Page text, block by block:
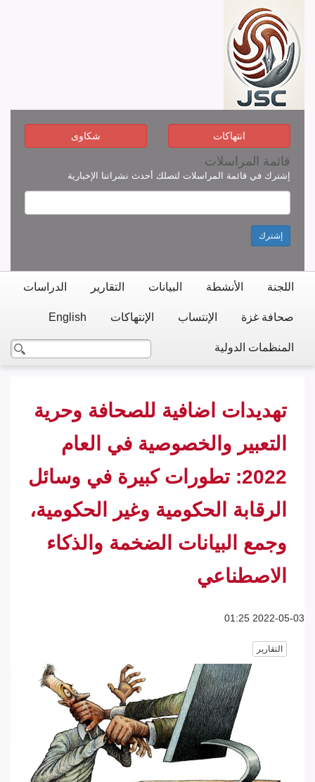
انتهاكات شكاوى
قائمة المراسلات
إشترك في قائمة المراسلات لتصلك أحدث نشراتنا الإخبارية
إشترك
اللجنة الأنشطة البيانات التقارير الدراسات
صحافة غزة الإنتساب الإنتهاكات English
المنظمات الدولية
تهديدات اضافية للصحافة وحرية
التعبير والخصوصية في العام
2022: تطورات كبيرة في وسائل
الرقابة الحكومية وغير الحكومية،
وجمع البيانات الضخمة والذكاء
الاصطناعي
2022-05-03 01:25
التقارير